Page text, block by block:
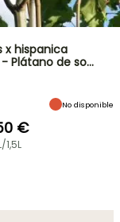
x hispanica
Plátano de so…
No disponible
€
1,5L